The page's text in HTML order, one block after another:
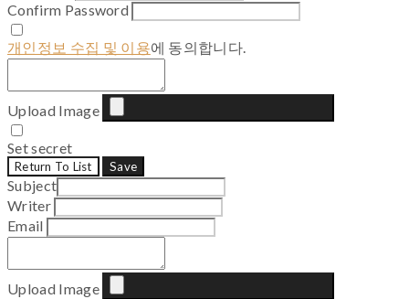
Confirm Password
개인정보 수집 및 이용에 동의합니다.
Upload Image
Set secret
Return To List Save
Subject
Writer
Email
Upload Image